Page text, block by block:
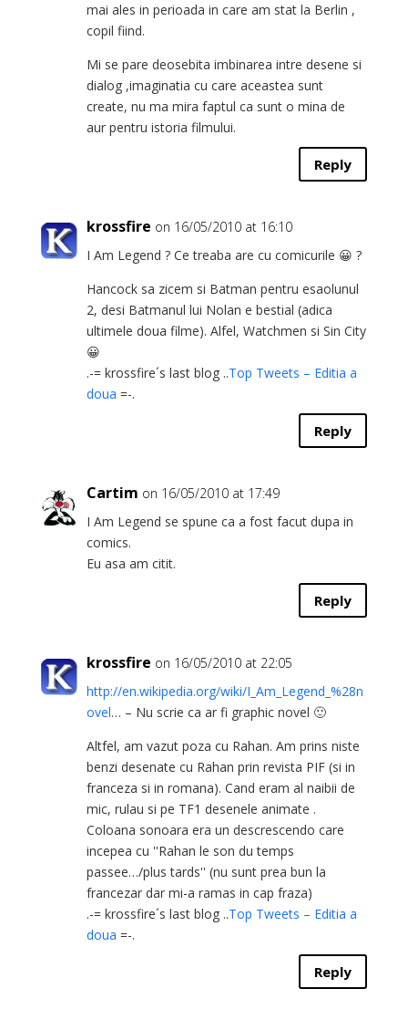
mai ales in perioada in care am stat la Berlin ,
copil fiind.
Mi se pare deosebita imbinarea intre desene si
dialog ,imaginatia cu care aceastea sunt
create, nu ma mira faptul ca sunt o mina de
aur pentru istoria filmului.
Reply
krossfire on 16/05/2010 at 16:10
I Am Legend ? Ce treaba are cu comicurile 😀 ?
Hancock sa zicem si Batman pentru esaolunul
2, desi Batmanul lui Nolan e bestial (adica
ultimele doua filme). Alfel, Watchmen si Sin City
😀
.-= krossfire´s last blog ..Top Tweets – Editia a
doua =-.
Reply
Cartim on 16/05/2010 at 17:49
I Am Legend se spune ca a fost facut dupa in
comics.
Eu asa am citit.
Reply
krossfire on 16/05/2010 at 22:05
http://en.wikipedia.org/wiki/I_Am_Legend_%28n
ovel… – Nu scrie ca ar fi graphic novel 🙂
Altfel, am vazut poza cu Rahan. Am prins niste
benzi desenate cu Rahan prin revista PIF (si in
franceza si in romana). Cand eram al naibii de
mic, rulau si pe TF1 desenele animate .
Coloana sonoara era un descrescendo care
incepea cu ''Rahan le son du temps
passee…/plus tards'' (nu sunt prea bun la
francezar dar mi-a ramas in cap fraza)
.-= krossfire´s last blog ..Top Tweets – Editia a
doua =-.
Reply